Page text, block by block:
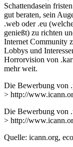
Schattendasein
gut beraten, sein
.web oder .eu
genießt) zu richten
Internet Community
Lobbys und
Horrorvision von
mehr weit.
Die Bewerbung von
> http://
Die Bewerbung von
> http://
Quelle: icann.org,